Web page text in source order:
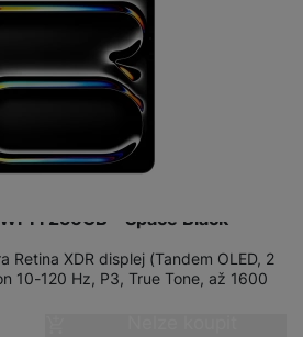
256GB - Space Black
Retina XDR displej (Tandem OLED, 2
10-120 Hz, P3, True Tone, až 1600